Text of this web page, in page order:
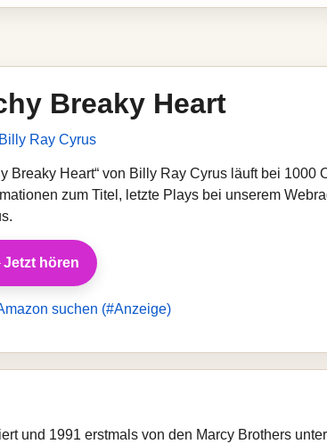
Breaky Heart
Billy Ray Cyrus
Breaky Heart“ von Billy Ray Cyrus läuft bei 1000
zum Titel, letzte Plays bei unserem
hören
suchen (#Anzeige)
und 1991 erstmals von den Marcy Brothers